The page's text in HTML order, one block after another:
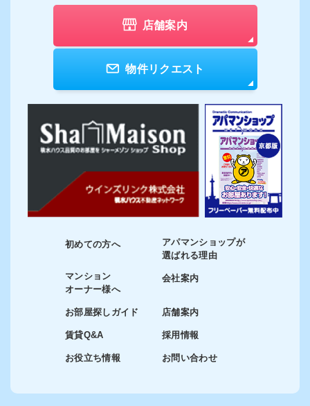
店舗案内
物件リクエスト
初めての方へ
マンション
オーナー様へ
お部屋探しガイド
賃貸Q&A
お役立ち情報
アパマンショップが
選ばれる理由
会社案内
店舗案内
採用情報
お問い合わせ